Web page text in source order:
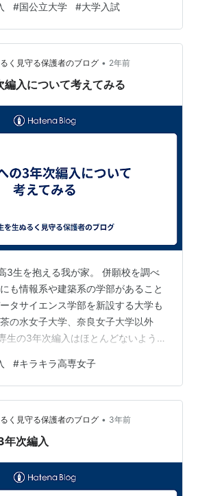
てはかなり不利な状態だったので
学すると、モノづくりをする人はご
勉強をする人ばかりという状況が高
した。 高専がふつうの進学校化して
っしゃるほど。 5年が経ち、いろい
#国公立大学 #大学入試
く見守る保護者のブログ • 2年前
入について考えてみる
3生を抱える我が家。 併願校を調べ
も情報系や建築系の学部があること
タサイエンス学部を新設する大学も
の水女子大学、奈良女子大学以外
生の3年次編入はほとんどないようで
ンだったようですが、工学部が新設
編入が増えそう。 私立の女子大の場
3年次編入が積極的ではない上に、
比べると授業の内容がかなりライト
要がないのでしょうね…。 女子大の
#キラキラ高専女子
く見守る保護者のブログ • 3年前
年次編入